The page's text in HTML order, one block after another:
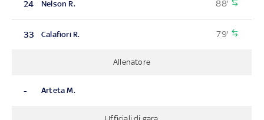
24 Nelson R. 88'
33 Calafiori R. 79'
Allenatore
- Arteta M.